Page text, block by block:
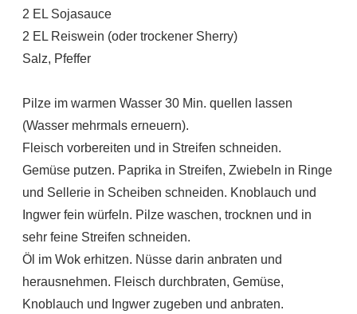
2 EL Sojasauce
2 EL Reiswein (oder trockener Sherry)
Salz, Pfeffer
Pilze im warmen Wasser 30 Min. quellen lassen
(Wasser mehrmals erneuern).
Fleisch vorbereiten und in Streifen schneiden.
Gemüse putzen. Paprika in Streifen, Zwiebeln in Ringe
und Sellerie in Scheiben schneiden. Knoblauch und
Ingwer fein würfeln. Pilze waschen, trocknen und in
sehr feine Streifen schneiden.
Öl im Wok erhitzen. Nüsse darin anbraten und
herausnehmen. Fleisch durchbraten, Gemüse,
Knoblauch und Ingwer zugeben und anbraten.